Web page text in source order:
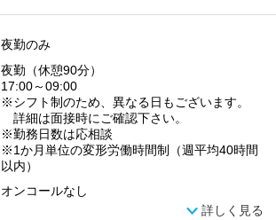
夜勤のみ
夜勤（休憩90分）
17:00～09:00
※シフト制のため、異なる日もございます。
詳細は面接時にご確認下さい。
※勤務日数は応相談
※1か月単位の変形労働時間制（週平均40時間
以内）
オンコールなし
詳しく見る